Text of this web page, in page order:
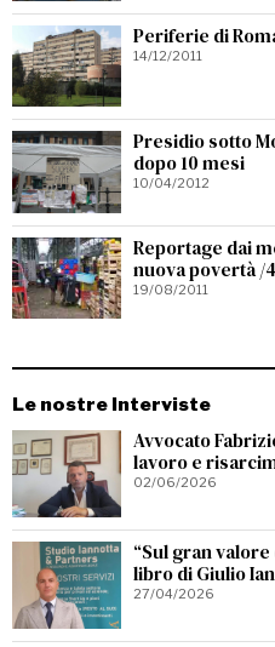
Periferie di
14/12/2011
Presidio sotto
dopo 10 mesi
10/04/2012
Reportage dai
nuova povertà /4
19/08/2011
Le nostre Interviste
Avvocato
lavoro e
02/06/2026
“Sul gran
libro di Giulio
27/04/2026